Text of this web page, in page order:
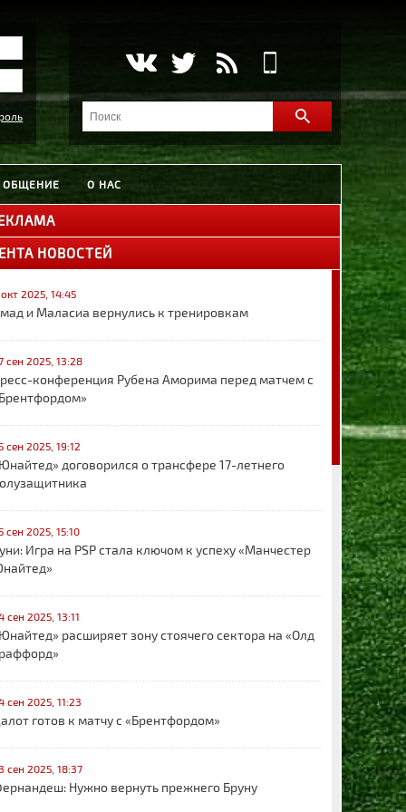
ОБЩЕНИЕ О НАС
НОВОСТЕЙ
2025, 14:45
и Маласиа вернулись к тренировкам
сен 2025, 13:28
конференция Рубена Аморима перед матчем с
сен 2025, 19:12
договорился о трансфере 17-летнего
сен 2025, 15:10
Игра на PSP стала ключом к успеху «Манчестер
сен 2025, 13:11
расширяет зону стоячего сектора на «Олд
сен 2025, 11:23
готов к матчу с «Брентфордом»
сен 2025, 18:37
Нужно вернуть прежнего Бруну